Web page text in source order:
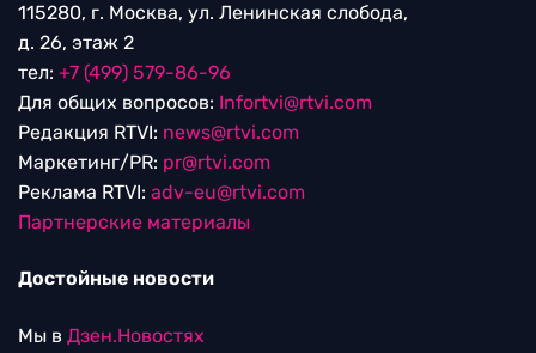
115280, г. Москва, ул. Ленинская слобода,
д. 26, этаж 2
тел: +7 (499) 579-86-96
Для общих вопросов: Infortvi@rtvi.com
Редакция RTVI: news@rtvi.com
Маркетинг/PR: pr@rtvi.com
Реклама RTVI: adv-eu@rtvi.com
Партнерские материалы
Достойные новости
Мы в Дзен.Новостях